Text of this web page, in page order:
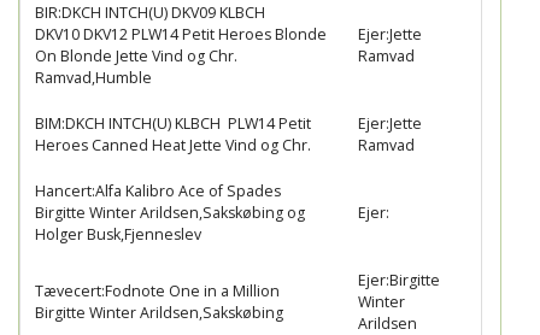
BIR:DKCH INTCH(U) DKV09 KLBCH
DKV10 DKV12 PLW14 Petit Heroes Blonde
On Blonde Jette Vind og Chr.
Ramvad,Humble
Ejer:Jette
Ramvad
BIM:DKCH INTCH(U) KLBCH PLW14 Petit
Heroes Canned Heat Jette Vind og Chr.
Ejer:Jette
Ramvad
Hancert:Alfa Kalibro Ace of Spades
Birgitte Winter Arildsen,Sakskøbing og
Holger Busk,Fjenneslev
Ejer:
Tævecert:Fodnote One in a Million
Birgitte Winter Arildsen,Sakskøbing
Ejer:Birgitte
Winter
Arildsen